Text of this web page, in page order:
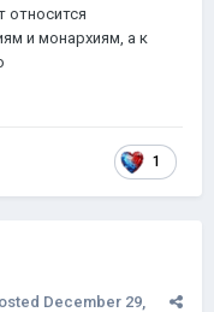
относится
и монархиям, а к
1
December 29,